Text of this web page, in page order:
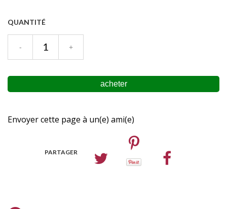
QUANTITÉ
Envoyer cette page à un(e) ami(e)
PARTAGER